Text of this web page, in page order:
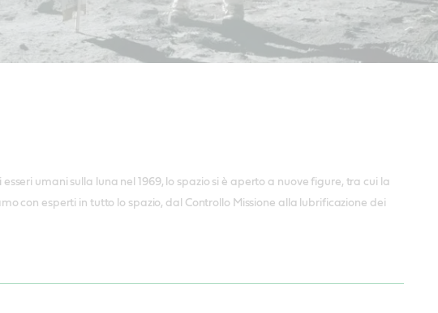
umani sulla luna nel 1969, lo spazio si è aperto a nuove figure, tra cui la
con esperti in tutto lo spazio, dal Controllo Missione alla lubrificazione dei